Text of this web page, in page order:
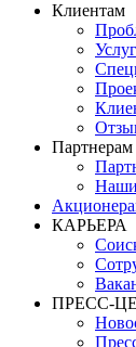
Клиентам
Партнерам
КАРЬЕРА
ПРЕСС-